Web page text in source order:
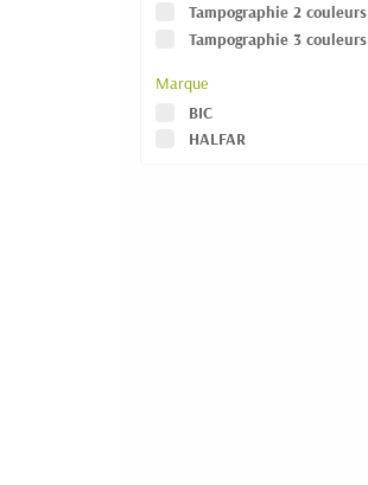
Tampographie 2 couleurs
Tampographie 3 couleurs
Marque
BIC
HALFAR